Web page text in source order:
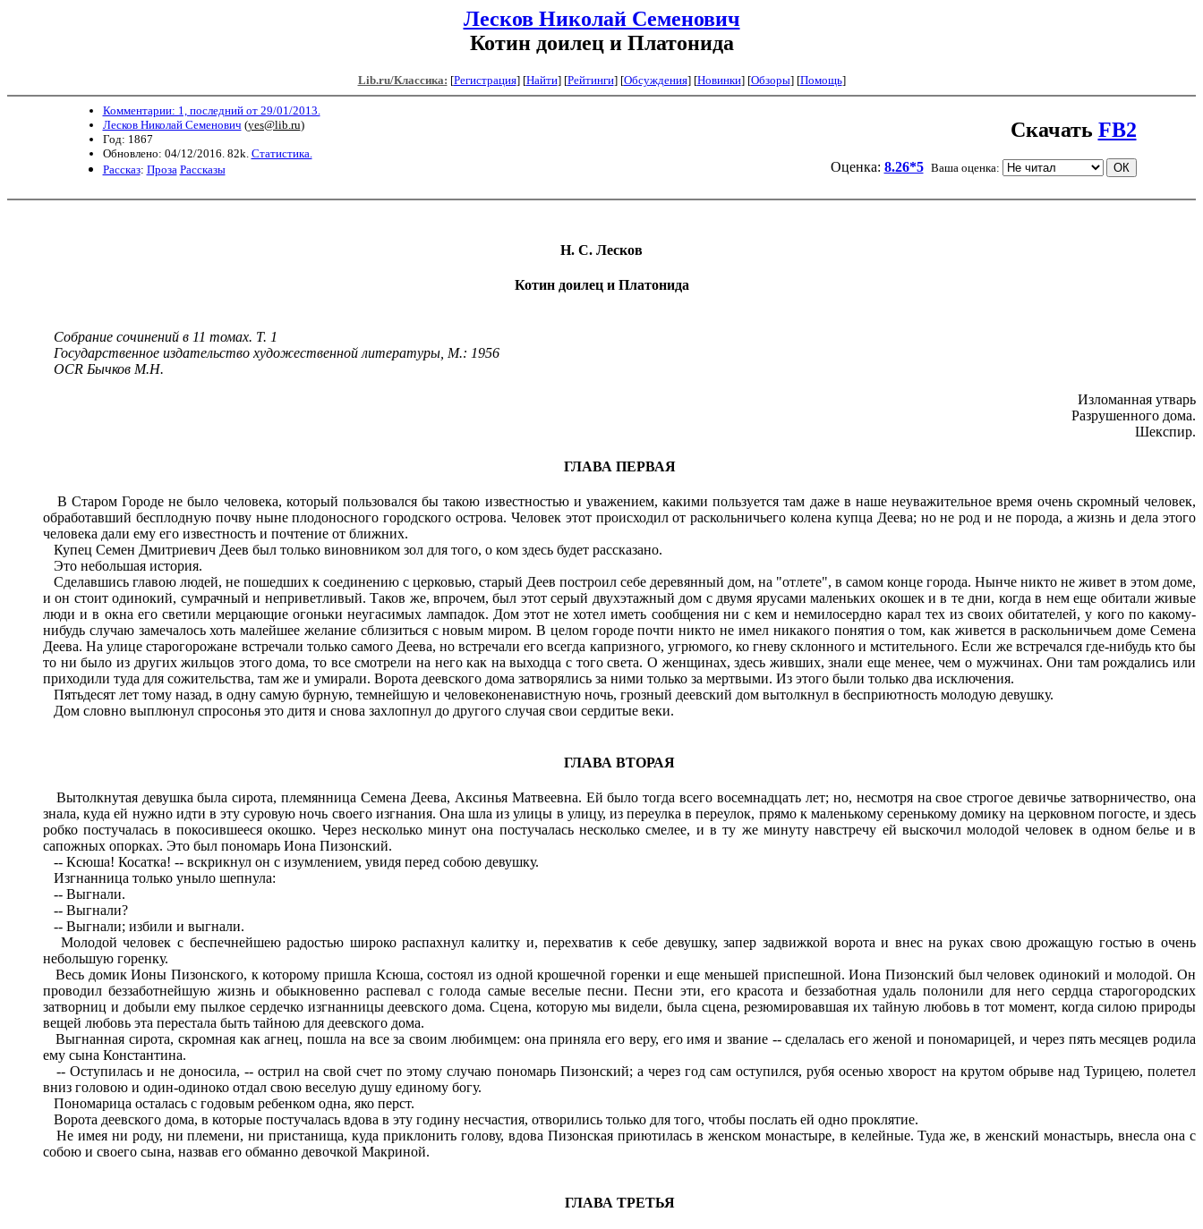
Лесков Николай Семенович
Котин доилец и Платонида
Lib.ru/Классика: [Регистрация] [Найти] [Рейтинги] [Обсуждения] [Новинки] [Обзоры] [Помощь]
Комментарии: 1, последний от 29/01/2013.
Лесков Николай Семенович (yes@lib.ru)
Год: 1867
Обновлено: 04/12/2016. 82k. Статистика.
Рассказ: Проза Рассказы
Скачать FB2
Оценка: 8.26*5 Ваша оценка:
Н. С. Лесков
Котин доилец и Платонида
Собрание сочинений в 11 томах. Т. 1
Государственное издательство художественной литературы, М.: 1956
OCR Бычков М.Н.
Изломанная утварь
Разрушенного дома.
Шекспир.
ГЛАВА ПЕРВАЯ
В Старом Городе не было человека, который пользовался бы такою известностью и уважением, какими пользуется там даже в наше неуважительное время очень скромный человек,
обработавший бесплодную почву ныне плодоносного городского острова. Человек этот происходил от раскольничьего колена купца Деева; но не род и не порода, а жизнь и дела этого
человека дали ему его известность и почтение от ближних.
Купец Семен Дмитриевич Деев был только виновником зол для того, о ком здесь будет рассказано.
Это небольшая история.
Сделавшись главою людей, не пошедших к соединению с церковью, старый Деев построил себе деревянный дом, на "отлете", в самом конце города. Нынче никто не живет в этом доме,
и он стоит одинокий, сумрачный и неприветливый. Таков же, впрочем, был этот серый двухэтажный дом с двумя ярусами маленьких окошек и в те дни, когда в нем еще обитали живые
люди и в окна его светили мерцающие огоньки неугасимых лампадок. Дом этот не хотел иметь сообщения ни с кем и немилосердно карал тех из своих обитателей, у кого по какому-
нибудь случаю замечалось хоть малейшее желание сблизиться с новым миром. В целом городе почти никто не имел никакого понятия о том, как живется в раскольничьем доме Семена
Деева. На улице старогорожане встречали только самого Деева, но встречали его всегда капризного, угрюмого, ко гневу склонного и мстительного. Если же встречался где-нибудь кто бы
то ни было из других жильцов этого дома, то все смотрели на него как на выходца с того света. О женщинах, здесь живших, знали еще менее, чем о мужчинах. Они там рождались или
приходили туда для сожительства, там же и умирали. Ворота деевского дома затворялись за ними только за мертвыми. Из этого были только два исключения.
Пятьдесят лет тому назад, в одну самую бурную, темнейшую и человеконенавистную ночь, грозный деевский дом вытолкнул в бесприютность молодую девушку.
Дом словно выплюнул спросонья это дитя и снова захлопнул до другого случая свои сердитые веки.
ГЛАВА ВТОРАЯ
Вытолкнутая девушка была сирота, племянница Семена Деева, Аксинья Матвеевна. Ей было тогда всего восемнадцать лет; но, несмотря на свое строгое девичье затворничество, она
знала, куда ей нужно идти в эту суровую ночь своего изгнания. Она шла из улицы в улицу, из переулка в переулок, прямо к маленькому серенькому домику на церковном погосте, и здесь
робко постучалась в покосившееся окошко. Через несколько минут она постучалась несколько смелее, и в ту же минуту навстречу ей выскочил молодой человек в одном белье и в
сапожных опорках. Это был пономарь Иона Пизонский.
-- Ксюша! Косатка! -- вскрикнул он с изумлением, увидя перед собою девушку.
Изгнанница только уныло шепнула:
-- Выгнали.
-- Выгнали?
-- Выгнали; избили и выгнали.
Молодой человек с беспечнейшею радостью широко распахнул калитку и, перехватив к себе девушку, запер задвижкой ворота и внес на руках свою дрожащую гостью в очень
небольшую горенку.
Весь домик Ионы Пизонского, к которому пришла Ксюша, состоял из одной крошечной горенки и еще меньшей приспешной. Иона Пизонский был человек одинокий и молодой. Он
проводил беззаботнейшую жизнь и обыкновенно распевал с голода самые веселые песни. Песни эти, его красота и беззаботная удаль полонили для него сердца старогородских
затворниц и добыли ему пылкое сердечко изгнанницы деевского дома. Сцена, которую мы видели, была сцена, резюмировавшая их тайную любовь в тот момент, когда силою природы
вещей любовь эта перестала быть тайною для деевского дома.
Выгнанная сирота, скромная как агнец, пошла на все за своим любимцем: она приняла его веру, его имя и звание -- сделалась его женой и пономарицей, и через пять месяцев родила
ему сына Константина.
-- Оступилась и не доносила, -- острил на свой счет по этому случаю пономарь Пизонский; а через год сам оступился, рубя осенью хворост на крутом обрыве над Турицею, полетел
вниз головою и один-одиноко отдал свою веселую душу единому богу.
Пономарица осталась с годовым ребенком одна, яко перст.
Ворота деевского дома, в которые постучалась вдова в эту годину несчастия, отворились только для того, чтобы послать ей одно проклятие.
Не имея ни роду, ни племени, ни пристанища, куда приклонить голову, вдова Пизонская приютилась в женском монастыре, в келейные. Туда же, в женский монастырь, внесла она с
собою и своего сына, назвав его обманно девочкой Макриной.
ГЛАВА ТРЕТЬЯ